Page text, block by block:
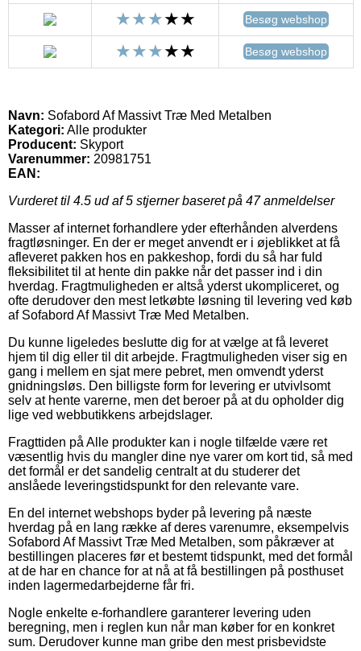
Besøg webshop
Besøg webshop
Navn: Sofabord Af Massivt Træ Med Metalben
Kategori: Alle produkter
Producent: Skyport
Varenummer: 20981751
EAN:
Vurderet til 4.5 ud af 5 stjerner baseret på 47anmeldelser
Masser af internet forhandlere yder efterhånden alverdens
fragtløsninger. En der er meget anvendt er i øjeblikket at få
afleveret pakken hos en pakkeshop, fordi du så har fuld
fleksibilitet til at hente din pakke når det passer ind i din
hverdag. Fragtmuligheden er altså yderst ukompliceret, og
ofte derudover den mest letkøbte løsning til levering ved køb
af Sofabord Af Massivt Træ Med Metalben.
Du kunne ligeledes beslutte dig for at vælge at få leveret
hjem til dig eller til dit arbejde. Fragtmuligheden viser sig en
gang i mellem en sjat mere pebret, men omvendt yderst
gnidningsløs. Den billigste form for levering er utvivlsomt
selv at hente varerne, men det beroer på at du opholder dig
lige ved webbutikkens arbejdslager.
Fragttiden på Alle produkter kan i nogle tilfælde være ret
væsentlig hvis du mangler dine nye varer om kort tid, så med
det formål er det sandelig centralt at du studerer det
anslåede leveringstidspunkt for den relevante vare.
En del internet webshops byder på levering på næste
hverdag på en lang række af deres varenumre, eksempelvis
Sofabord Af Massivt Træ Med Metalben, som påkræver at
bestillingen placeres før et bestemt tidspunkt, med det formål
at de har en chance for at nå at få bestillingen på posthuset
inden lagermedarbejderne får fri.
Nogle enkelte e-forhandlere garanterer levering uden
beregning, men i reglen kun når man køber for en konkret
sum. Derudover kunne man gribe den mest prisbevidste